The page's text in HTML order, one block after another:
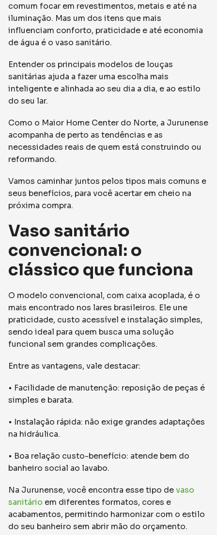
comum focar em revestimentos, metais e até na
iluminação. Mas um dos itens que mais
influenciam conforto, praticidade e até economia
de água é o vaso sanitário.
Entender os principais modelos de louças
sanitárias ajuda a fazer uma escolha mais
inteligente e alinhada ao seu dia a dia, e ao estilo
do seu lar.
Como o Maior Home Center do Norte, a Jurunense
acompanha de perto as tendências e as
necessidades reais de quem está construindo ou
reformando.
Vamos caminhar juntos pelos tipos mais comuns e
seus benefícios, para você acertar em cheio na
próxima compra.
Vaso sanitário
convencional: o
clássico que funciona
O modelo convencional, com caixa acoplada, é o
mais encontrado nos lares brasileiros. Ele une
praticidade, custo acessível e instalação simples,
sendo ideal para quem busca uma solução
funcional sem grandes complicações.
Entre as vantagens, vale destacar:
• Facilidade de manutenção: reposição de peças é
simples e barata.
• Instalação rápida: não exige grandes adaptações
na hidráulica.
• Boa relação custo-benefício: atende bem do
banheiro social ao lavabo.
Na Jurunense, você encontra esse tipo devaso
sanitário em diferentes formatos, cores e
acabamentos, permitindo harmonizar com o estilo
do seu banheiro sem abrir mão do orçamento.